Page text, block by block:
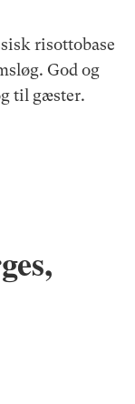
risottobase
God og
til gæster.